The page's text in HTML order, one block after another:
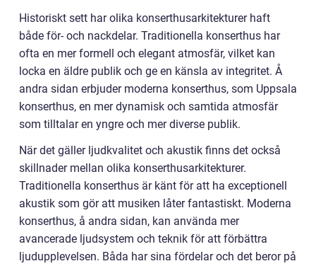
Historiskt sett har olika konserthusarkitekturer haft
både för- och nackdelar. Traditionella konserthus har
ofta en mer formell och elegant atmosfär, vilket kan
locka en äldre publik och ge en känsla av integritet. Å
andra sidan erbjuder moderna konserthus, som Uppsala
konserthus, en mer dynamisk och samtida atmosfär
som tilltalar en yngre och mer diverse publik.
När det gäller ljudkvalitet och akustik finns det också
skillnader mellan olika konserthusarkitekturer.
Traditionella konserthus är känt för att ha exceptionell
akustik som gör att musiken låter fantastiskt. Moderna
konserthus, å andra sidan, kan använda mer
avancerade ljudsystem och teknik för att förbättra
ljudupplevelsen. Båda har sina fördelar och det beror på